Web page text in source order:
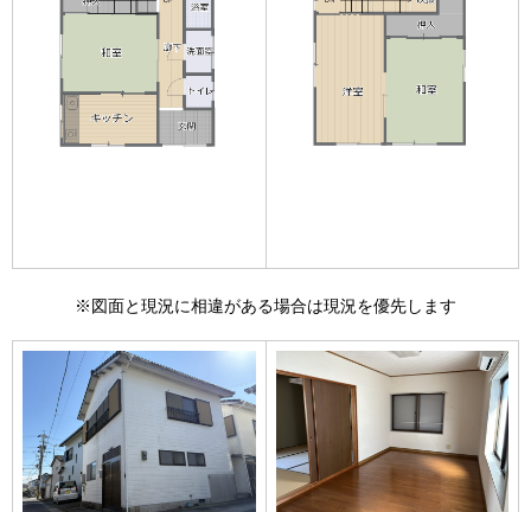
※図面と現況に相違がある場合は現況を優先します